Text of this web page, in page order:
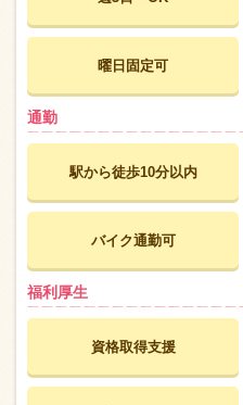
曜日固定可
通勤
駅から徒歩10分以内
バイク通勤可
福利厚生
資格取得支援